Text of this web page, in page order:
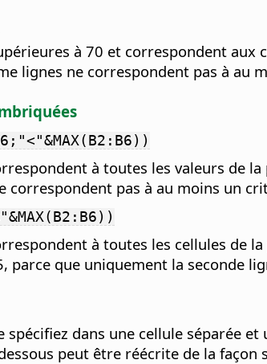
à 70 et correspondent aux
lignes ne correspondent pas à au
à toutes les valeurs de
correspondent pas à au moins un
à toutes les cellules de
parce que uniquement la seconde
dans une cellule séparée
peut être réécrite de la façon